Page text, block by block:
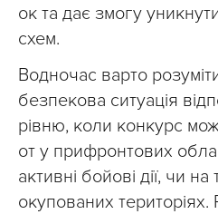
ок та дає змогу
схем.
Водночас варто
безпекова ситуація
рівню, коли конкурс
от у прифронтових
активні бойові дії, чи
окупованих